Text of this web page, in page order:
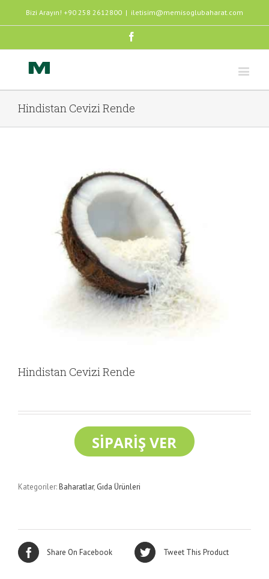
Bizi Arayın! +90 258 2612800 | iletisim@memisoglubaharat.com
Hindistan Cevizi Rende
Hindistan Cevizi Rende
Kategoriler:Baharatlar, Gıda Ürünleri
Share On Facebook Tweet This Product